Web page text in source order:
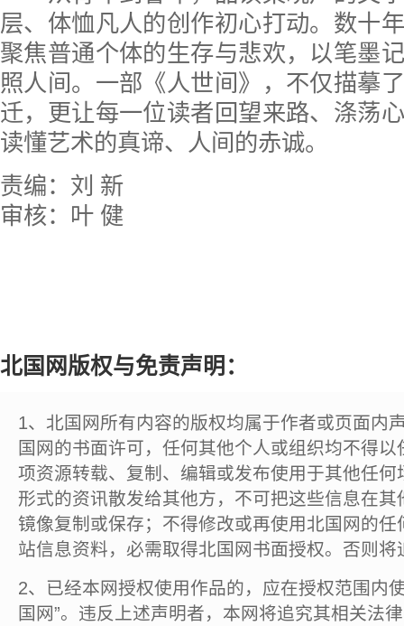
层、体恤凡人的创作初心打动。数十
聚焦普通个体的生存与悲欢，以笔墨
照人间。一部《人世间》，不仅描摹
迁，更让每一位读者回望来路、涤荡
读懂艺术的真谛、人间的赤诚。
责编：刘 新
审核：叶 健
北国网版权与免责声明：
1、北国网所有内容的版权均属于作者或页面内
国网的书面许可，任何其他个人或组织均不得
项资源转载、复制、编辑或发布使用于其他任
形式的资讯散发给其他方，不可把这些信息在
镜像复制或保存；不得修改或再使用北国网的
站信息资料，必需取得北国网书面授权。否则将
2、已经本网授权使用作品的，应在授权范围内
国网”。违反上述声明者，本网将追究其相关法